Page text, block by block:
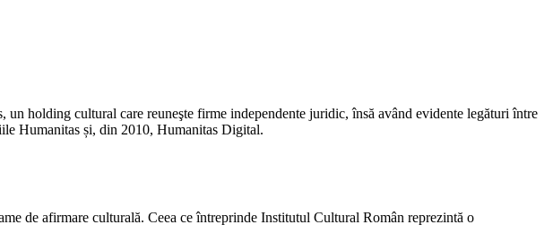
holding cultural care reuneşte firme independente juridic, însă având evidente legături între
Humanitas și, din 2010, Humanitas Digital.
de afirmare culturală. Ceea ce întreprinde Institutul Cultural Român reprezintă o